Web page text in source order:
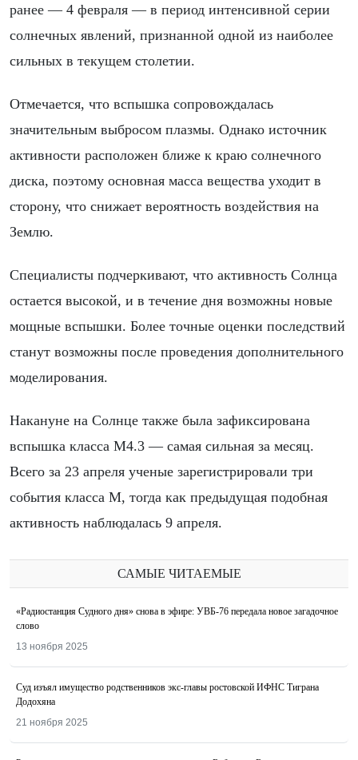
ранее — 4 февраля — в период интенсивной серии
солнечных явлений, признанной одной из наиболее
сильных в текущем столетии.
Отмечается, что вспышка сопровождалась
значительным выбросом плазмы. Однако источник
активности расположен ближе к краю солнечного
диска, поэтому основная масса вещества уходит в
сторону, что снижает вероятность воздействия на
Землю.
Специалисты подчеркивают, что активность Солнца
остается высокой, и в течение дня возможны новые
мощные вспышки. Более точные оценки последствий
станут возможны после проведения дополнительного
моделирования.
Накануне на Солнце также была зафиксирована
вспышка класса M4.3 — самая сильная за месяц.
Всего за 23 апреля ученые зарегистрировали три
события класса M, тогда как предыдущая подобная
активность наблюдалась 9 апреля.
САМЫЕ ЧИТАЕМЫЕ
«Радиостанция Судного дня» снова в эфире: УВБ-76 передала новое загадочное
слово
13 ноября 2025
Суд изъял имущество родственников экс-главы ростовской ИФНС Тиграна
Додохяна
21 ноября 2025